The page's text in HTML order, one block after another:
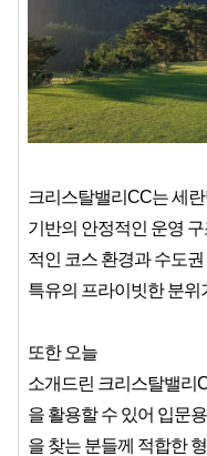
크리스탈밸리CC는 세란
기반의 안정적인 운영
적인 코스 환경과 수도
특유의 프라이빗한 분
또한 오늘
소개드린 크리스탈밸리
을 활용할 수 있어 입문
을 찾는 분들께 적합한